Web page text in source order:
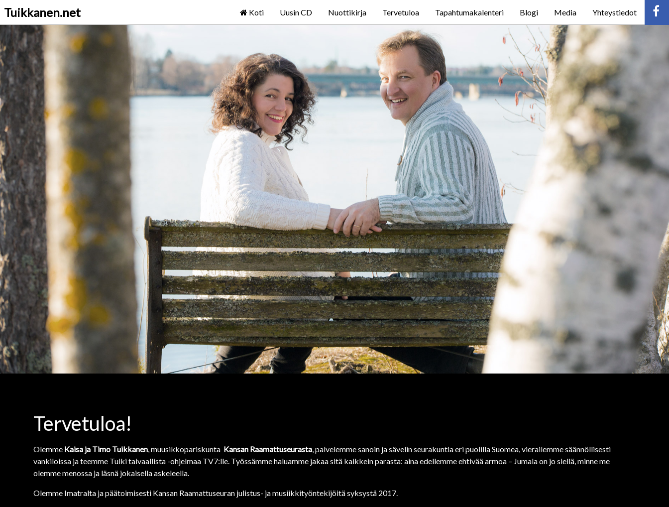
Tuikkanen.net Koti Uusin CD Nuottikirja Tervetuloa Tapahtumakalenteri Blogi Media Yhteystiedot
Tervetuloa!
Olemme Kaisa ja Timo Tuikkanen, muusikkopariskunta Kansan Raamattuseurasta, palvelemme sanoin ja sävelin seurakuntia eri puolilla Suomea, vierailemme säännöllisesti
vankiloissa ja teemme Tuiki taivaallista -ohjelmaa TV7:lle. Työssämme haluamme jakaa sitä kaikkein parasta: aina edellemme ehtivää armoa – Jumala on jo siellä, minne me
olemme menossa ja läsnä jokaisella askeleella.
Olemme Imatralta ja päätoimisesti Kansan Raamattuseuran julistus- ja musiikkityöntekijöitä syksystä 2017.